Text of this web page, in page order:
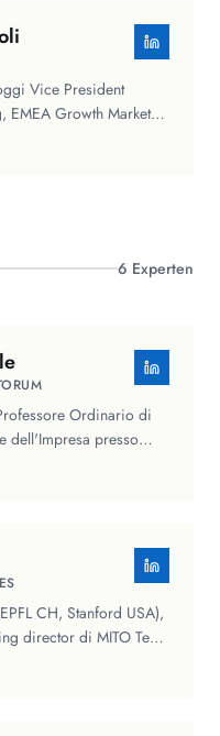
Vice President
EMEA Growth Markets
6 Experten
Ordinario di
dell'Impresa presso
CH, Stanford USA),
director di MITO Tech